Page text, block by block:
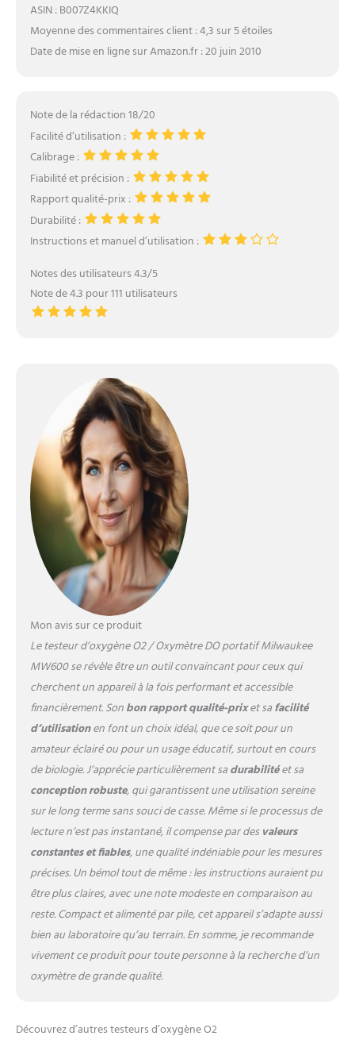
ASIN : B007Z4KKIQ
Moyenne des commentaires client : 4,3 sur 5 étoiles
Date de mise en ligne sur Amazon.fr : 20 juin 2010
Note de la rédaction 18/20
Facilité d’utilisation :
Calibrage :
Fiabilité et précision :
Rapport qualité-prix :
Durabilité :
Instructions et manuel d’utilisation :
Notes des utilisateurs 4.3/5
Note de 4.3 pour 111 utilisateurs
Mon avis sur ce produit
Le testeur d’oxygène O2 / Oxymètre DO portatif Milwaukee
MW600 se révèle être un outil convaincant pour ceux qui
cherchent un appareil à la fois performant et accessible
financièrement. Sonbon rapport qualité-prixet safacilité
d’utilisationen font un choix idéal, que ce soit pour un
amateur éclairé ou pour un usage éducatif, surtout en cours
de biologie. J’apprécie particulièrement sadurabilitéet sa
conception robuste, qui garantissent une utilisation sereine
sur le long terme sans souci de casse. Même si le processus de
lecture n’est pas instantané, il compense par desvaleurs
constantes et fiables, une qualité indéniable pour les mesures
précises. Un bémol tout de même : les instructions auraient pu
être plus claires, avec une note modeste en comparaison au
reste. Compact et alimenté par pile, cet appareil s’adapte aussi
bien au laboratoire qu’au terrain. En somme, je recommande
vivement ce produit pour toute personne à la recherche d’un
oxymètre de grande qualité.
Découvrez d’autres testeurs d’oxygène O2